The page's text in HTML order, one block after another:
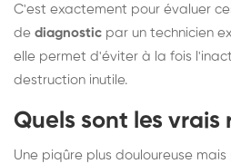
C'est exactement pour évaluer
de diagnostic par un technicien
elle permet d'éviter à la fois
destruction inutile.
Quels sont les vrais
Une piqûre plus douloureuse